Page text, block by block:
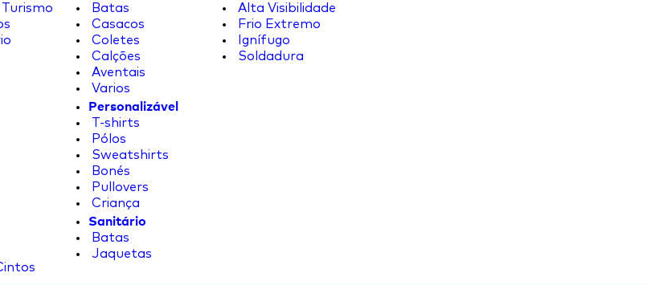
Batas
Casacos
Coletes
Calções
Aventais
Varios
Personalizável
T-shirts
Pólos
Sweatshirts
Bonés
Pullovers
Criança
Sanitário
Batas
Jaquetas
Alta Visibilidade
Frio Extremo
Ignífugo
Soldadura